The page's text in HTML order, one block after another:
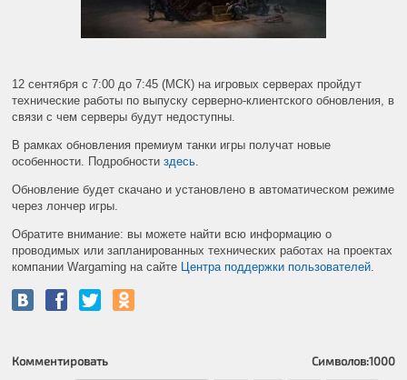
12 сентября с 7:00 до 7:45 (МСК) на игровых серверах пройдут
технические работы по выпуску серверно-клиентского обновления, в
связи с чем серверы будут недоступны.
В рамках обновления премиум танки игры получат новые
особенности. Подробностиздесь
Обновление будет скачано и установлено в автоматическом режиме
через лончер игры.
Обратите внимание: вы можете найти всю информацию о
проводимых или запланированных технических работах на проектах
компании Wargaming на сайте
Центра поддержки пользователей
Комментировать Символов:1000